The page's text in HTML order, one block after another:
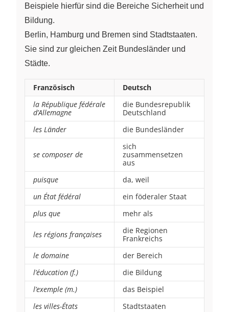
Beispiele hierfür sind die Bereiche Sicherheit und
Bildung.
Berlin, Hamburg und Bremen sind Stadtstaaten.
Sie sind zur gleichen Zeit Bundesländer und
Städte.
Französisch
Deutsch
la République fédérale
d’Allemagne
die Bundesrepublik
Deutschland
les Länder
die Bundesländer
se composer de
sich
zusammensetzen
aus
puisque
da, weil
un État fédéral
ein föderaler Staat
plus que
mehr als
les régions françaises
die Regionen
Frankreichs
le domaine
der Bereich
l’éducation (f.)
die Bildung
l’exemple (m.)
das Beispiel
les villes-États
Stadtstaaten